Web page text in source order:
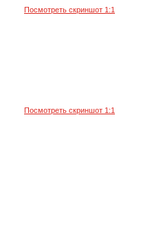
Посмотреть скриншот 1:1
Посмотреть скриншот 1:1